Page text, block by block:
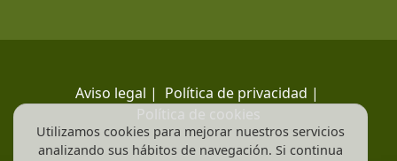
Aviso legal | Política de privacidad |
Política de cookies
Utilizamos cookies para mejorar nuestros servicios
analizando sus hábitos de navegación. Si continua